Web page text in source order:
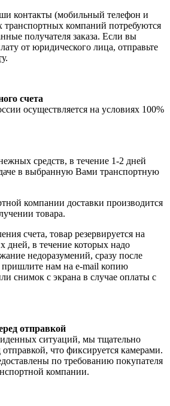
контакты (мобильный телефон и
транспортных компаний потребуются
получателя заказа. Если вы
от юридического лица, отправьте
.
счета
осуществляется на условиях 100%
средств, в течение 1-2 дней
в выбранную Вами транспортную
компании доставки производится
товара.
счета, товар резервируется на
дней, в течение которых надо
недоразумений, сразу после
пришлите нам на e-mail копию
снимок с экрана в случае оплаты с
отправкой
ситуаций, мы тщательно
что фиксируется камерами.
по требованию покупателя
компании.